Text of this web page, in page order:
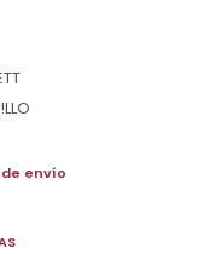
envío